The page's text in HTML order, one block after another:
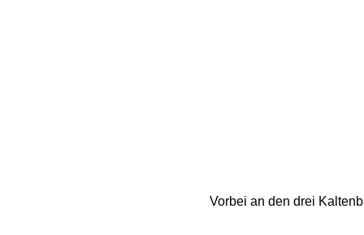
Vorbei an den drei